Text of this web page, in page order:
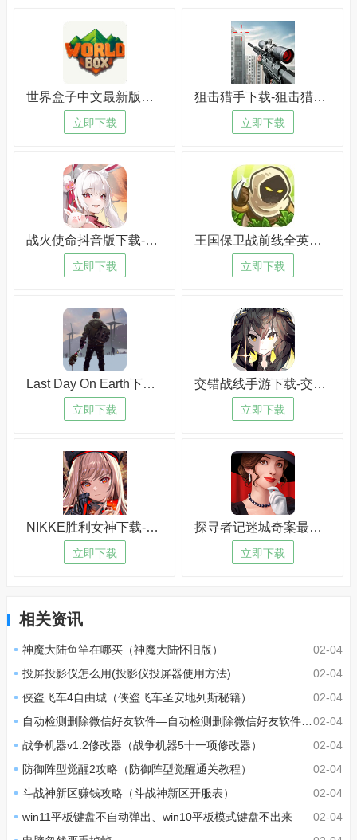
世界盒子中文最新版下载-世界盒子中文最新版苹果版v7.9.8
立即下载
狙击猎手下载-狙击猎手手机版v9.9.8
立即下载
战火使命抖音版下载-战火使命抖音版手机版v4.8.1
立即下载
王国保卫战前线全英雄下载-王国保卫战前线全英雄怀旧版v4.2.6
立即下载
Last Day On Earth下载-Last Day On Earth中文版v9.4.3
立即下载
交错战线手游下载-交错战线手游电脑版v7.6.8
立即下载
NIKKE胜利女神下载-NIKKE胜利女神最新版v8.2.5
立即下载
探寻者记迷城奇案最新版下载-探寻者记迷城奇案最新版老版本v9.2.4
立即下载
相关资讯
02-04
神魔大陆鱼竿在哪买（神魔大陆怀旧版）
02-04
投屏投影仪怎么用(投影仪投屏器使用方法)
02-04
侠盗飞车4自由城（侠盗飞车圣安地列斯秘籍）
02-04
自动检测删除微信好友软件—自动检测删除微信好友软件免费
02-04
战争机器v1.2修改器（战争机器5十一项修改器）
02-04
防御阵型觉醒2攻略（防御阵型觉醒通关教程）
02-04
斗战神新区赚钱攻略（斗战神新区开服表）
02-04
win11平板键盘不自动弹出、win10平板模式键盘不出来